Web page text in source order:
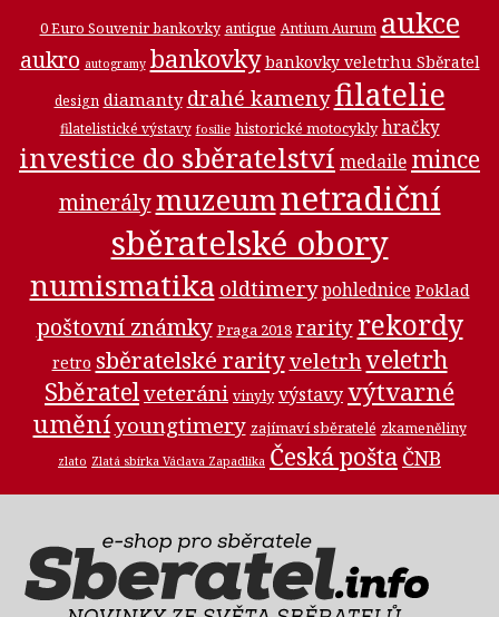
0 Euro Souvenir bankovky antique Antium Aurum aukce
aukro autogramy bankovky bankovky veletrhu Sběratel
design diamanty drahé kamenyfilatelie
filatelistické výstavy fosilie historické motocykly hračky
investice do sběratelství medaile mince
minerálymuzeumnetradiční
sběratelské obory
numismatika oldtimery pohlednice Poklad
poštovní známky Praga 2018 rarity rekordy
retro sběratelské rarityveletrhveletrh
Sběratelveteráni vinyly výstavyvýtvarné
uměníyoungtimery zajímaví sběratelé zkameněliny
zlato Zlatá sbírka Václava Zapadlíka Česká pošta ČNB